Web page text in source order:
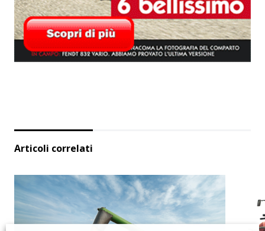
Articoli correlati